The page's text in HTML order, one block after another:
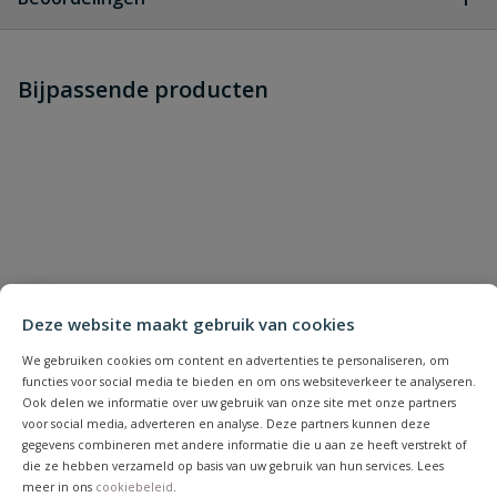
Deze website maakt gebruik van cookies
We gebruiken cookies om content en advertenties te personaliseren, om
functies voor social media te bieden en om ons websiteverkeer te analyseren.
Ook delen we informatie over uw gebruik van onze site met onze partners
voor social media, adverteren en analyse. Deze partners kunnen deze
gegevens combineren met andere informatie die u aan ze heeft verstrekt of
die ze hebben verzameld op basis van uw gebruik van hun services. Lees
meer in ons cookiebeleid
dit product?
Schrijf zelf een beoordeling
Naam
Samenvatting
Bijpassende producten